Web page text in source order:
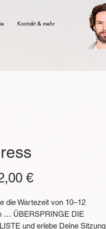
Kontakt & mehr
€Preis
die Wartezeit von 10–12
… ÜBERSPRINGE DIE
und erlebe Deine Sitzung